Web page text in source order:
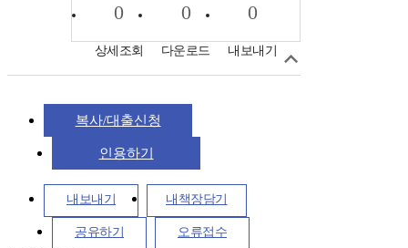
0
상세조회
0
다운로드
0
내보내기
복사/대출신청
인용하기
내보내기 내책장담기
공유하기 오류접수